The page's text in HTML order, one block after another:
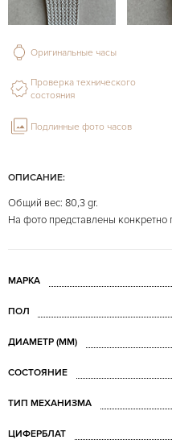
ОПИСАНИЕ:
Общий вес: 80,3 gr.
На фото представлены
МАРКА
ПОЛ
ДИАМЕТР (MM)
СОСТОЯНИЕ
ТИП МЕХАНИЗМА
ЦИФЕРБЛАТ
Оригинальные часы
Проверка технического
состояния
Подлинные фото часов